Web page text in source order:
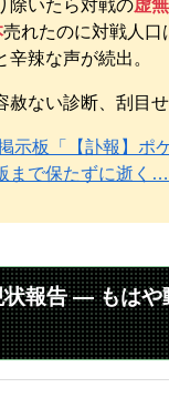
総ツッコミｗｗｗ
収7億円”報道にガル民
ｗｗ NEW!
渡【ノース・リバー
渡【ノース・リバー
相互RSS
除いたら対戦の虚
売れたのに対戦人口
辛辣な声が続出。
赦ない診断、刮目
示板「【訃報】ポ
まで保たずに逝く…
報告 ― もはや